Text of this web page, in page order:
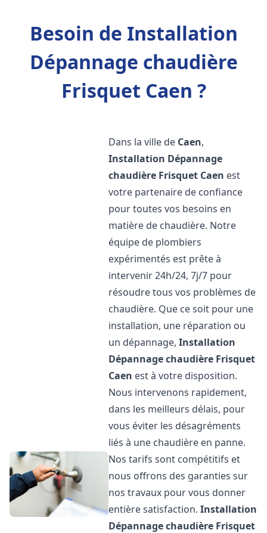
Besoin de Installation
Dépannage chaudière
Frisquet Caen ?
Dans la ville de Caen,
Installation Dépannage
chaudière Frisquet Caen est
votre partenaire de confiance
pour toutes vos besoins en
matière de chaudière. Notre
équipe de plombiers
expérimentés est prête à
intervenir 24h/24, 7j/7 pour
résoudre tous vos problèmes de
chaudière. Que ce soit pour une
installation, une réparation ou
un dépannage,Installation
Dépannage chaudière Frisquet
Caen est à votre disposition.
Nous intervenons rapidement,
dans les meilleurs délais, pour
vous éviter les désagréments
liés à une chaudière en panne.
Nos tarifs sont compétitifs et
nous offrons des garanties sur
nos travaux pour vous donner
entière satisfaction.Installation
Dépannage chaudière Frisquet